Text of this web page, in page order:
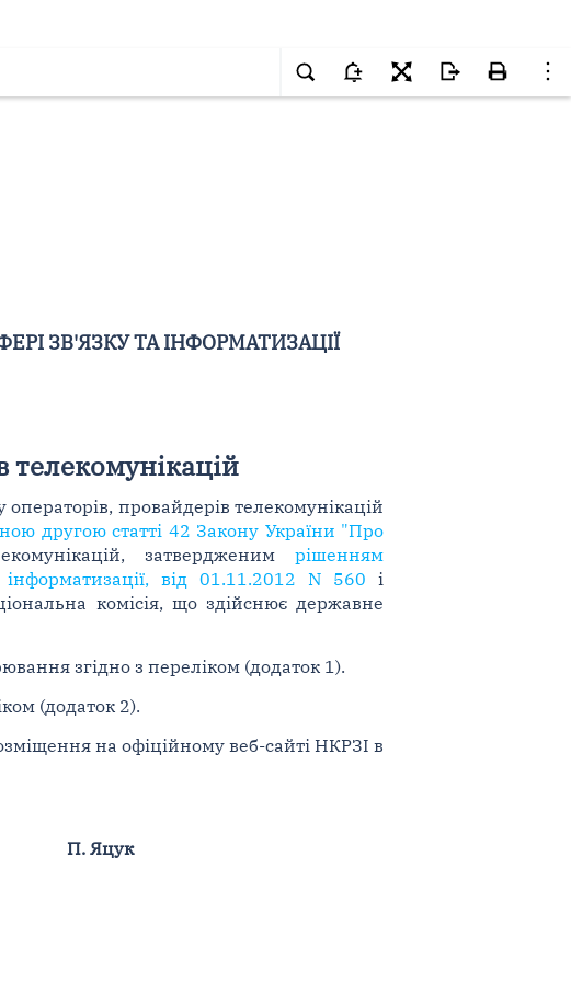
ЗВ'ЯЗКУ ТА ІНФОРМАТИЗАЦІЇ
телекомунікацій
провайдерів телекомунікацій
другою статті 42 Закону України "Про
затвердженимрішенням
від 01.11.2012 N 560 і
комісія, що здійснює державне
згідно з переліком (додаток 1).
(додаток 2).
на офіційному веб-сайті НКРЗІ в
П. Яцук